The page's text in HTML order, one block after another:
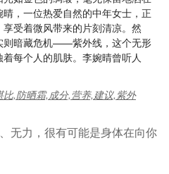
，一位热爱自然的中年女士，正
受着微风带来的片刻清凉。然
则暗藏危机——紫外线，这个无形
每个人的肌肤。李婉晴曾听人
比,防晒霜,成分,营养,建议,紫外